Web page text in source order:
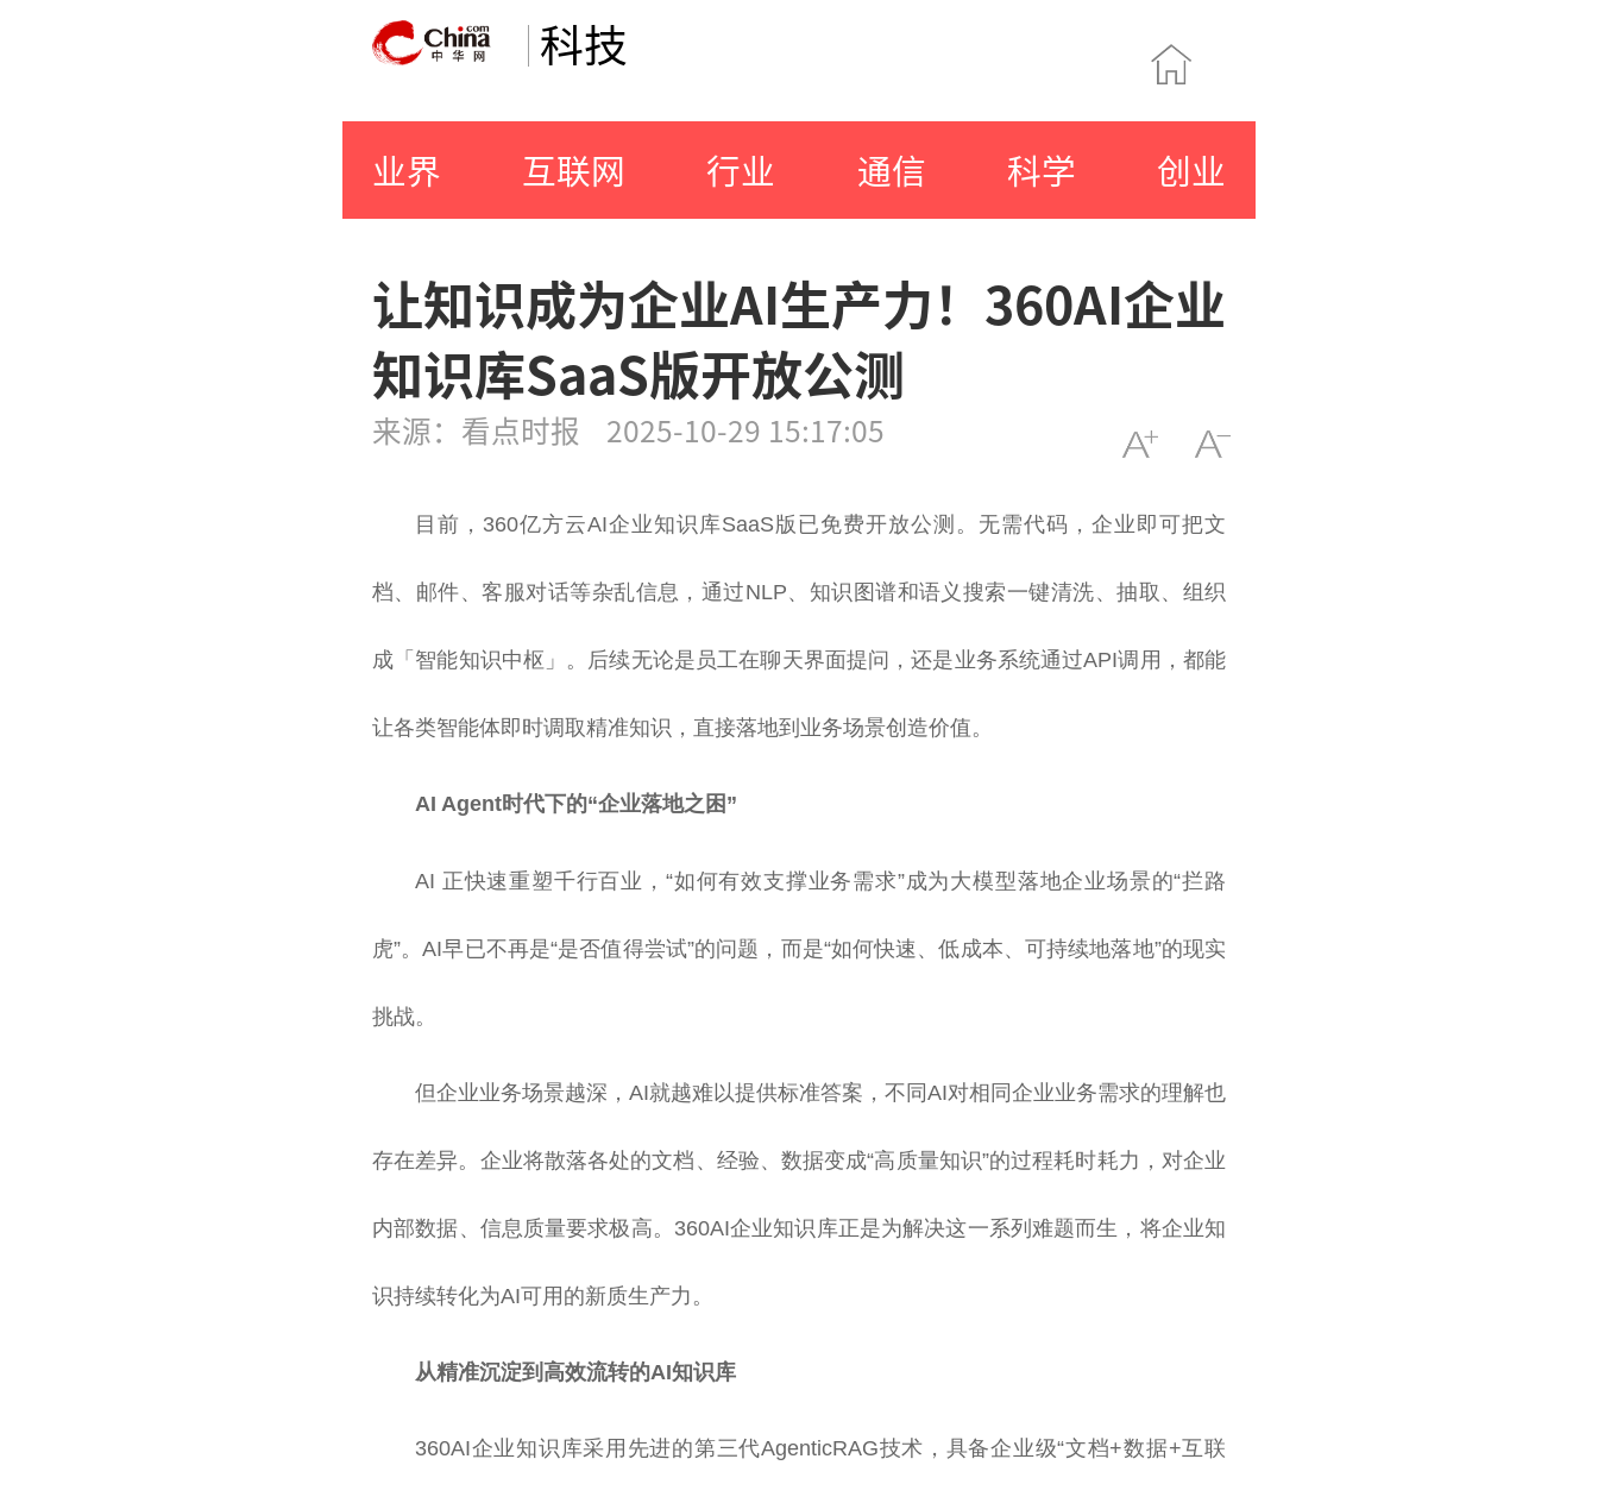
科技
业界 互联网 行业 通信 科学 创业
让知识成为企业AI生产力！360AI企业
知识库SaaS版开放公测
来源：看点时报 2025-10-29 15:17:05
目前，360亿方云AI企业知识库SaaS版已免费开放公测。无需代码，企业即可把文
档、邮件、客服对话等杂乱信息，通过NLP、知识图谱和语义搜索一键清洗、抽取、组织
成「智能知识中枢」。后续无论是员工在聊天界面提问，还是业务系统通过API调用，都能
让各类智能体即时调取精准知识，直接落地到业务场景创造价值。
AI Agent时代下的“企业落地之困”
AI 正快速重塑千行百业，“如何有效支撑业务需求”成为大模型落地企业场景的“拦路
虎”。AI早已不再是“是否值得尝试”的问题，而是“如何快速、低成本、可持续地落地”的现实
挑战。
但企业业务场景越深，AI就越难以提供标准答案，不同AI对相同企业业务需求的理解也
存在差异。企业将散落各处的文档、经验、数据变成“高质量知识”的过程耗时耗力，对企业
内部数据、信息质量要求极高。360AI企业知识库正是为解决这一系列难题而生，将企业知
识持续转化为AI可用的新质生产力。
从精准沉淀到高效流转的AI知识库
360AI企业知识库采用先进的第三代AgenticRAG技术，具备企业级“文档+数据+互联